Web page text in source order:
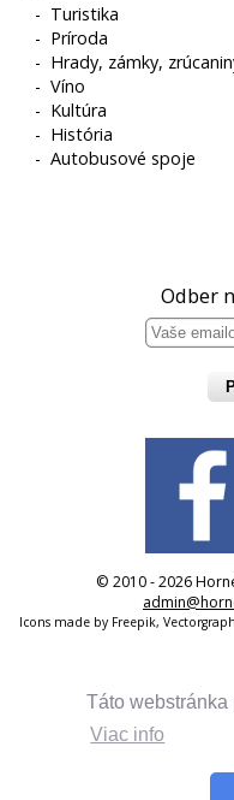
Táto
Viac info
- Turistika
- Príroda
- Hrady, zámky,
-Víno
- Kultúra
- História
-Autobusové spoje
Odber
© 2010 - 2026
Icons made by Freepik,